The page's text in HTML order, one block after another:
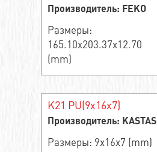
Производитель: FEKO
Размеры:
165.10x203.37x12.70
(mm)
K21 PU(9x16x7)
Производитель: KASTAS
Размеры: 9x16x7 (mm)